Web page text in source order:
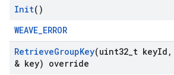
Init()
WEAVE_ERROR
RetrieveGroupKey(uint32 t keyId ,
& key) override